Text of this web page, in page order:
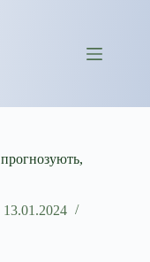
13.01.2024